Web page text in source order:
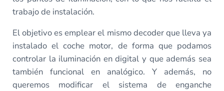
trabajo de instalación.
El objetivo es emplear el mismo decoder que lleva ya
instalado el coche motor, de forma que podamos
controlar la iluminación en digital y que además sea
también funcional en analógico. Y además, no
queremos modificar el sistema de enganche